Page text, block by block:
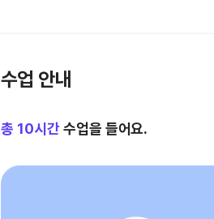
수업 안내
총 10시간 수업을 들어요.